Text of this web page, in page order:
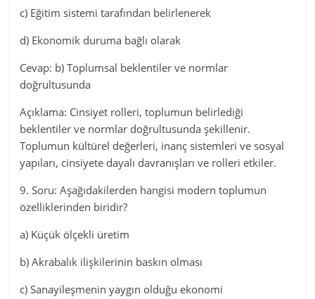
c) Eğitim sistemi tarafından belirlenerek
d) Ekonomik duruma bağlı olarak
Cevap: b) Toplumsal beklentiler ve normlar
doğrultusunda
Açıklama: Cinsiyet rolleri, toplumun belirlediği
beklentiler ve normlar doğrultusunda şekillenir.
Toplumun kültürel değerleri, inanç sistemleri ve sosyal
yapıları, cinsiyete dayalı davranışları ve rolleri etkiler.
9. Soru: Aşağıdakilerden hangisi modern toplumun
özelliklerinden biridir?
a) Küçük ölçekli üretim
b) Akrabalık ilişkilerinin baskın olması
c) Sanayileşmenin yaygın olduğu ekonomi